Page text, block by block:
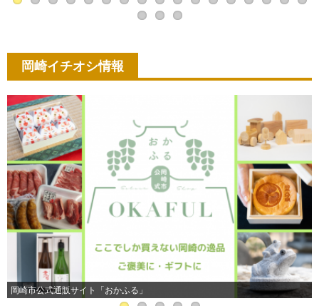
岡崎イチオシ情報
岡崎市公式通販サイト「おかふる」